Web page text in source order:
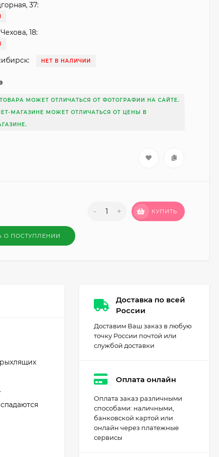
37:
18:
НЕТ В НАЛИЧИИ
МОЖЕТ ОТЛИЧАТЬСЯ ОТ ФОТОГРАФИИ НА САЙТЕ.
МАГАЗИНЕ МОЖЕТ ОТЛИЧАТЬСЯ ОТ ЦЕНЫ В
- + КУПИТЬ
О ПОСТУПЛЕНИИ
Доставка по всей
России
Доставим Ваш заказ в любую
точку России почтой или
службой доставки
Оплата онлайн
Оплата заказ различными
способами: наличными,
банковской картой или
онлайн через платежные
сервисы